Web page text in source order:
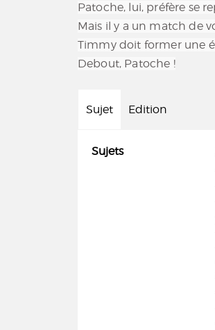
Patoche, lui, préfère se
Mais il y a un match de
Timmy doit former une
Debout, Patoche !
Sujet Edition
Sujets